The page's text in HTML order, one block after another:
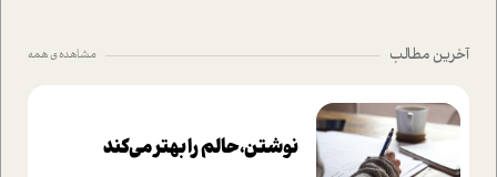
آخرین مطالب مشاهده ی همه
نوشتن، حالم را بهتر می‌کند